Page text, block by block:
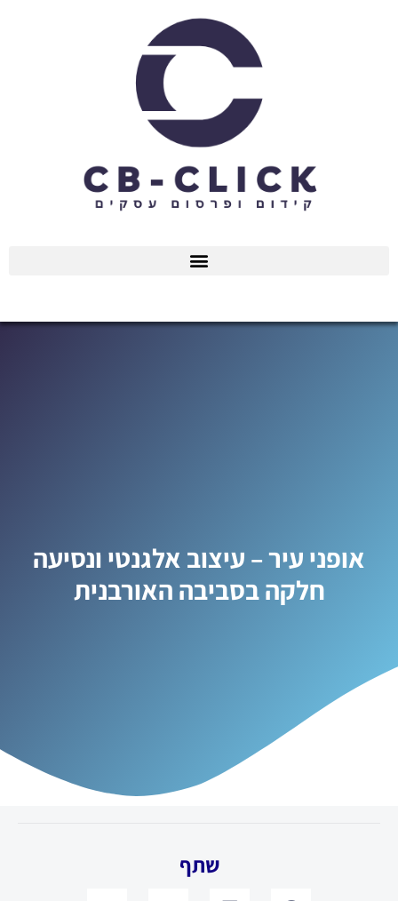
אופני עיר – עיצוב אלגנטי ונסיעה
חלקה בסביבה האורבנית
שתף